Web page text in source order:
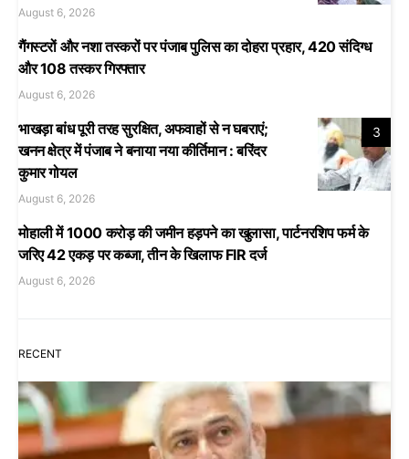
August 6, 2026
गैंगस्टरों और नशा तस्करों पर पंजाब पुलिस का दोहरा प्रहार, 420 संदिग्ध
और 108 तस्कर गिरफ्तार
August 6, 2026
3
भाखड़ा बांध पूरी तरह सुरक्षित, अफवाहों से न घबराएं;
खनन क्षेत्र में पंजाब ने बनाया नया कीर्तिमान : बरिंदर
कुमार गोयल
August 6, 2026
मोहाली में 1000 करोड़ की जमीन हड़पने का खुलासा, पार्टनरशिप फर्म के
जरिए 42 एकड़ पर कब्जा, तीन के खिलाफ FIR दर्ज
August 6, 2026
RECENT